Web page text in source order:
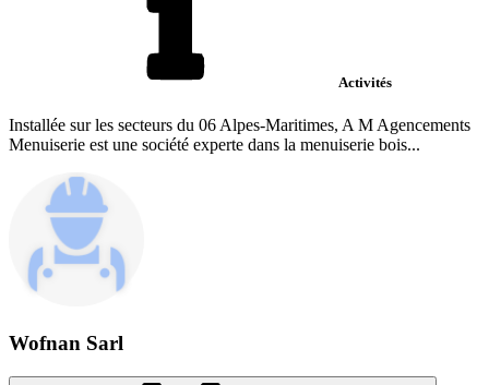
Activités
Installée sur les secteurs du 06 Alpes-Maritimes, A M Agencements
Menuiserie est une société experte dans la menuiserie bois...
Wofnan Sarl